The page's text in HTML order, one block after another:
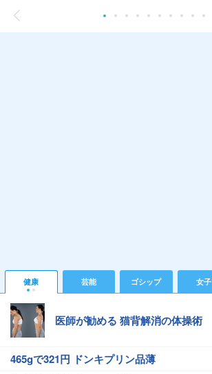
健康 芸能 ゴシップ 女子
医師が勧める 猫背解消の体操術
465gで321円 ドンキプリン品薄